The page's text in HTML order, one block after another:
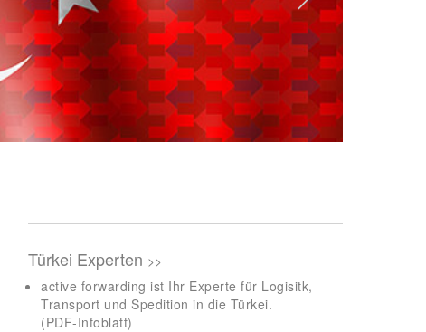
Türkei Experten >>
active forwarding ist Ihr Experte für Logisitk,
Transport und Spedition in die Türkei.
(PDF-Infoblatt)